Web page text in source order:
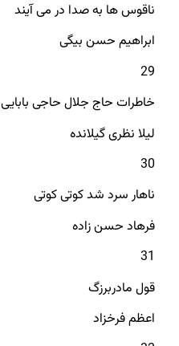
ناقوس ها به صدا در می آیند
ابراهیم حسن بیگی
29
خاطرات حاج جلال حاجی بابایی
لیلا نظری گیلانده
30
ناهار سرد شد کوتی کوتی
فرهاد حسن زاده
31
قول مادربرزگ
اعظم فرخزاد